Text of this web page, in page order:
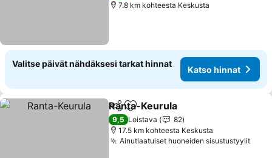
7.8 km kohteesta Keskusta
Valitse päivät nähdäksesi tarkat hinnat
Katso hinnat
Jaa Lisää suosikkeihin
Ranta-Keurula
9,5 Loistava
82
17.5 km kohteesta Keskusta
Ainutlaatuiset huoneiden sisustustyylit